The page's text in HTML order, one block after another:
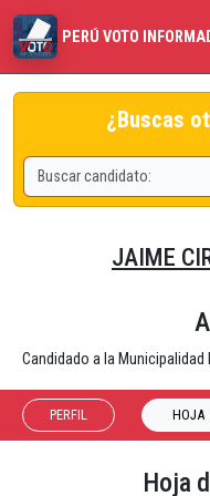
PERÚ VOTO
¿Buscas
JAIME
Candidado a la Municipalidad
PERFIL HOJA
Hoja